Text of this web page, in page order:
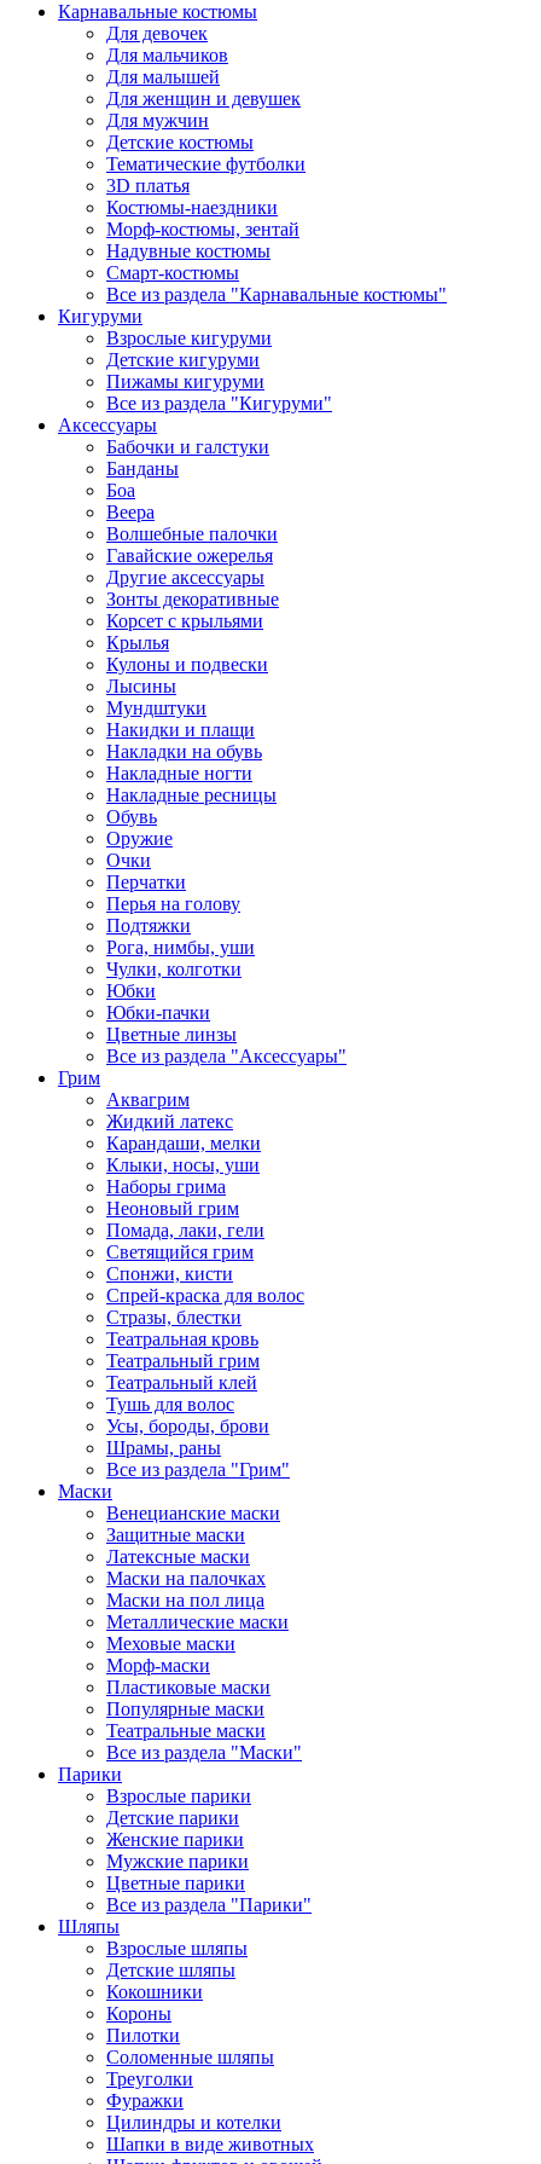
Карнавальные костюмы
Для девочек
Для мальчиков
Для малышей
Для женщин и девушек
Для мужчин
Детские костюмы
Тематические футболки
3D платья
Костюмы-наездники
Морф-костюмы, зентай
Надувные костюмы
Смарт-костюмы
Все из раздела "Карнавальные костюмы"
Кигуруми
Взрослые кигуруми
Детские кигуруми
Пижамы кигуруми
Все из раздела "Кигуруми"
Аксессуары
Бабочки и галстуки
Банданы
Боа
Веера
Волшебные палочки
Гавайские ожерелья
Другие аксессуары
Зонты декоративные
Корсет с крыльями
Крылья
Кулоны и подвески
Лысины
Мундштуки
Накидки и плащи
Накладки на обувь
Накладные ногти
Накладные ресницы
Обувь
Оружие
Очки
Перчатки
Перья на голову
Подтяжки
Рога, нимбы, уши
Чулки, колготки
Юбки
Юбки-пачки
Цветные линзы
Все из раздела "Аксессуары"
Грим
Аквагрим
Жидкий латекс
Карандаши, мелки
Клыки, носы, уши
Наборы грима
Неоновый грим
Помада, лаки, гели
Светящийся грим
Спонжи, кисти
Спрей-краска для волос
Стразы, блестки
Театральная кровь
Театральный грим
Театральный клей
Тушь для волос
Усы, бороды, брови
Шрамы, раны
Все из раздела "Грим"
Маски
Венецианские маски
Защитные маски
Латексные маски
Маски на палочках
Маски на пол лица
Металлические маски
Меховые маски
Морф-маски
Пластиковые маски
Популярные маски
Театральные маски
Все из раздела "Маски"
Парики
Взрослые парики
Детские парики
Женские парики
Мужские парики
Цветные парики
Все из раздела "Парики"
Шляпы
Взрослые шляпы
Детские шляпы
Кокошники
Короны
Пилотки
Соломенные шляпы
Треуголки
Фуражки
Цилиндры и котелки
Шапки в виде животных